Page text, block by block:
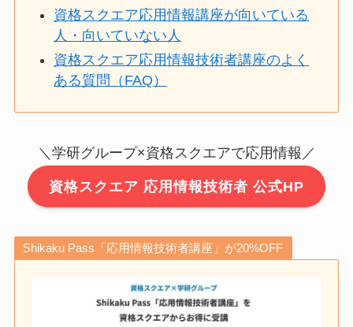
資格スクエア応用情報講座が向いている
人・向いていない人
資格スクエア応用情報技術者講座のよく
ある質問（FAQ）
＼学研グループ×資格スクエアで応用情報／
資格スクエア 応用情報技術者 公式HP
Shikaku Pass「応用情報技術者講座」が20%OFF